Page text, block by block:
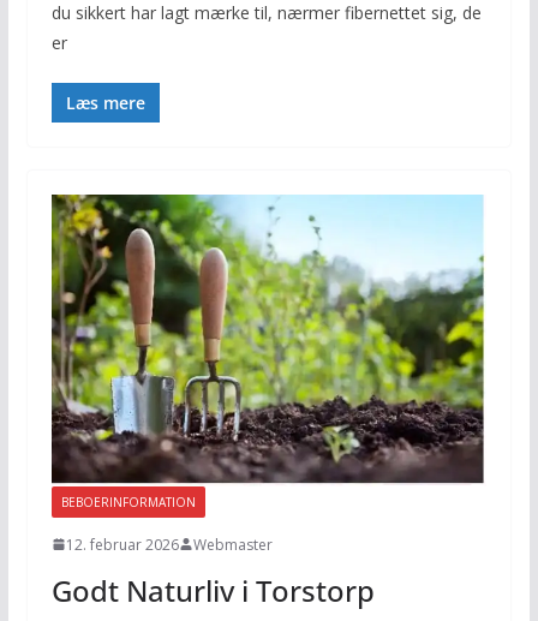
du sikkert har lagt mærke til, nærmer fibernettet sig, de
er
Læs mere
BEBOERINFORMATION
12. februar 2026 Webmaster
Godt Naturliv i Torstorp